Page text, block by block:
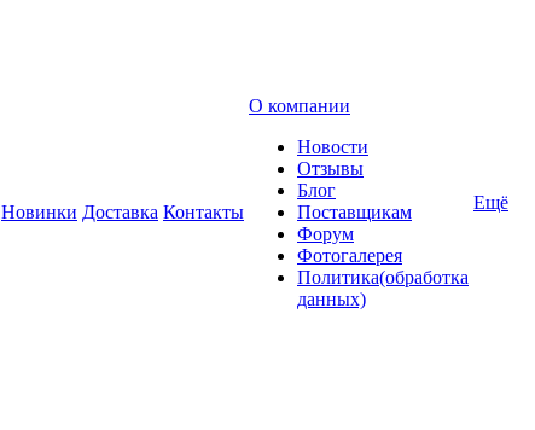
Новинки Доставка Контакты
О компании
Новости
Отзывы
Блог
Поставщикам
Форум
Фотогалерея
Политика(обработка
данных)
Ещё